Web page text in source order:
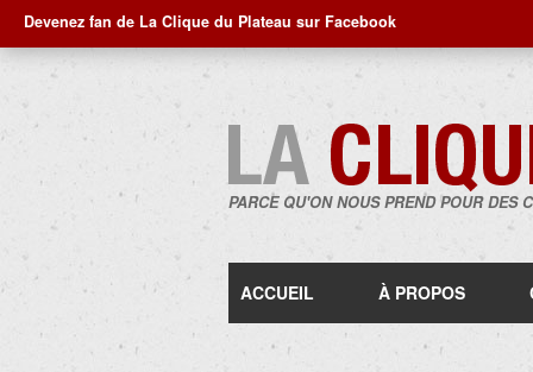
Devenez fan de La Clique du Plateau sur Facebook
PARCE QU'ON NOUS PREND POUR DES
ACCUEIL À PROPOS